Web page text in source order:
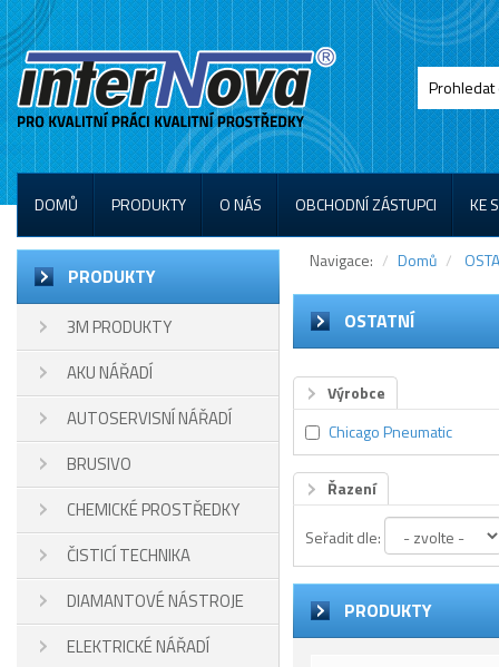
DOMŮ PRODUKTY O NÁS OBCHODNÍ ZÁSTUPCI KE
PRODUKTY
3M PRODUKTY
AKU NÁŘADÍ
AUTOSERVISNÍ NÁŘADÍ
BRUSIVO
CHEMICKÉ PROSTŘEDKY
ČISTICÍ TECHNIKA
DIAMANTOVÉ NÁSTROJE
ELEKTRICKÉ NÁŘADÍ
Navigace: Domů
OSTATNÍ
Výrobce
Chicago Pneumatic
Řazení
Seřadit dle:
PRODUKTY